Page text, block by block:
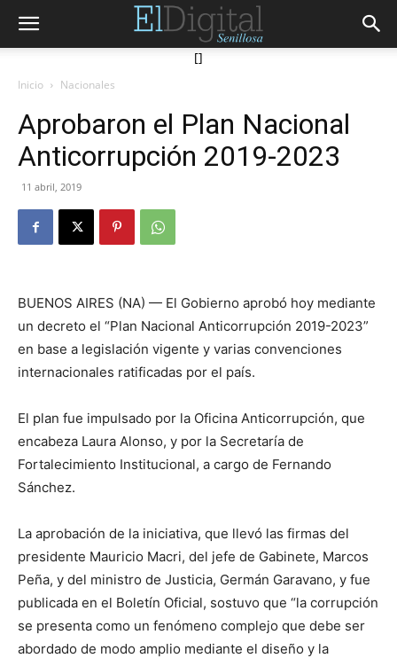
[]
Inicio Nacionales
Aprobaron el Plan Nacional
Anticorrupción 2019-2023
11 abril, 2019
BUENOS AIRES (NA) — El Gobierno aprobó hoy mediante
un decreto el “Plan Nacional Anticorrupción 2019-2023”
en base a legislación vigente y varias convenciones
internacionales ratificadas por el país.
El plan fue impulsado por la Oficina Anticorrupción, que
encabeza Laura Alonso, y por la Secretaría de
Fortalecimiento Institucional, a cargo de Fernando
Sánchez.
La aprobación de la iniciativa, que llevó las firmas del
presidente Mauricio Macri, del jefe de Gabinete, Marcos
Peña, y del ministro de Justicia, Germán Garavano, y fue
publicada en el Boletín Oficial, sostuvo que “la corrupción
se presenta como un fenómeno complejo que debe ser
abordado de modo amplio mediante el diseño y la